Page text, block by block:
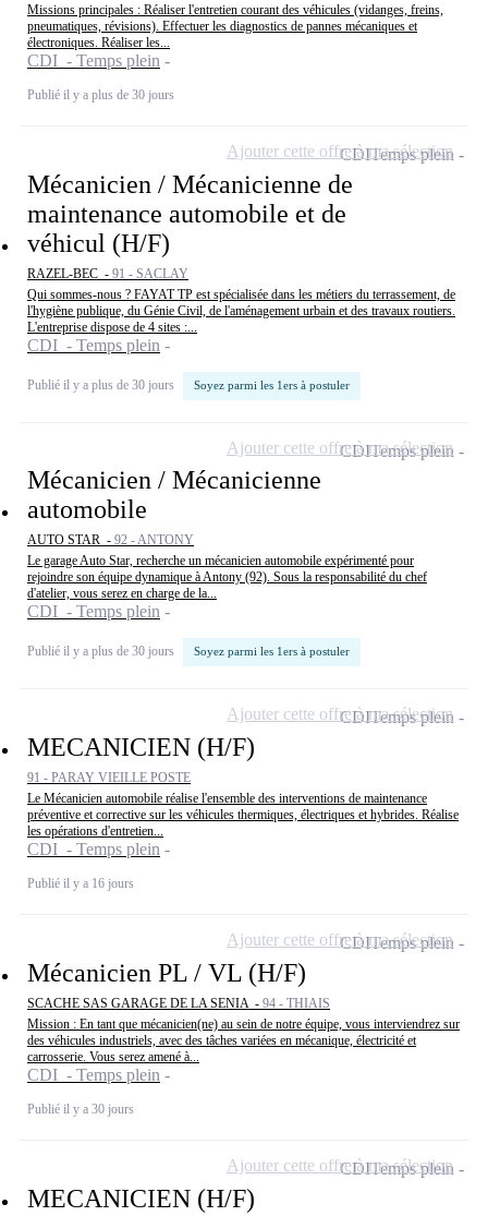
Missions principales : Réaliser l'entretien courant des véhicules (vidanges, freins,
pneumatiques, révisions). Effectuer les diagnostics de pannes mécaniques et
électroniques. Réaliser les...
CDI - Temps plein
Publié il y a plus de 30 jours
Mécanicien / Mécanicienne de
maintenance automobile et de
véhicul (H/F)
RAZEL-BEC - 91 - SACLAY
Qui sommes-nous ? FAYAT TP est spécialisée dans les métiers du terrassement, de
l'hygiène publique, du Génie Civil, de l'aménagement urbain et des travaux routiers.
L'entreprise dispose de 4 sites :...
CDI - Temps plein
Publié il y a plus de 30 jours Soyez parmi les 1ers à postuler
CDITemps plein
Ajouter cette offre à ma sélection
Mécanicien / Mécanicienne
automobile
AUTO STAR - 92 - ANTONY
Le garage Auto Star, recherche un mécanicien automobile expérimenté pour
rejoindre son équipe dynamique à Antony (92). Sous la responsabilité du chef
d'atelier, vous serez en charge de la...
CDI - Temps plein
Publié il y a plus de 30 jours Soyez parmi les 1ers à postuler
CDITemps plein
Ajouter cette offre à ma sélection
MECANICIEN (H/F)
91 - PARAY VIEILLE POSTE
Le Mécanicien automobile réalise l'ensemble des interventions de maintenance
préventive et corrective sur les véhicules thermiques, électriques et hybrides. Réalise
les opérations d'entretien...
CDI - Temps plein
Publié il y a 16 jours
CDITemps plein
Ajouter cette offre à ma sélection
Mécanicien PL / VL (H/F)
SCACHE SAS GARAGE DE LA SENIA - 94 - THIAIS
Mission : En tant que mécanicien(ne) au sein de notre équipe, vous interviendrez sur
des véhicules industriels, avec des tâches variées en mécanique, électricité et
carrosserie. Vous serez amené à...
CDI - Temps plein
Publié il y a 30 jours
CDITemps plein
Ajouter cette offre à ma sélection
MECANICIEN (H/F)
CDITemps plein
Ajouter cette offre à ma sélection